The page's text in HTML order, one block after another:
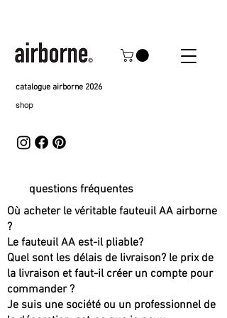
catalogue airborne 2026
shop
questions fréquentes
Où acheter le véritable fauteuil AA airborne
?
Le fauteuil AA est-il pliable?
Quel sont les délais de livraison? le prix de
la livraison et faut-il créer un compte pour
commander ?
Je suis une société ou un professionnel de